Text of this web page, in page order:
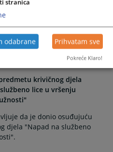
je počinio krivično djelo
krivičnog djela
lice u vršenju
da je donio osuđujuću
djela "Napad na službeno
stranica
odabrane Prihvatam sve
Pokreće Klaro!